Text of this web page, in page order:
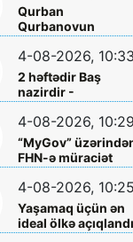
Qurban
Qurbanovun
mətbuat konfransı
Bakıda olacaq
4-08-2026, 10:33
2 həftədir Baş
nazirdir -
Məzuniyyətə çıxır
4-08-2026, 10:29
“MyGov”
FHN-ə müraciət
etmək olacaq
4-08-2026, 10:25
Yaşamaq üçün ən
ideal ölkə açıqlandı